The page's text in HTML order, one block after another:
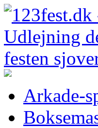
Arkade-